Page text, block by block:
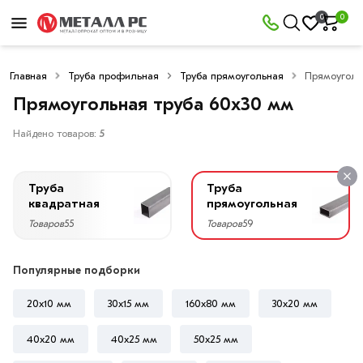
0 0
Главная Труба профильная Труба прямоугольная
Прямоугольная труба 60х30 мм
Найдено товаров: 5
Труба
квадратная
Товаров55
Труба
прямоугольная
Товаров59
Популярные подборки
20x10 мм 30х15 мм 160х80 мм 30х20 мм
40х20 мм 40х25 мм 50х25 мм
Фильтры
×
Со
скидкой
руб.
—
Высота,